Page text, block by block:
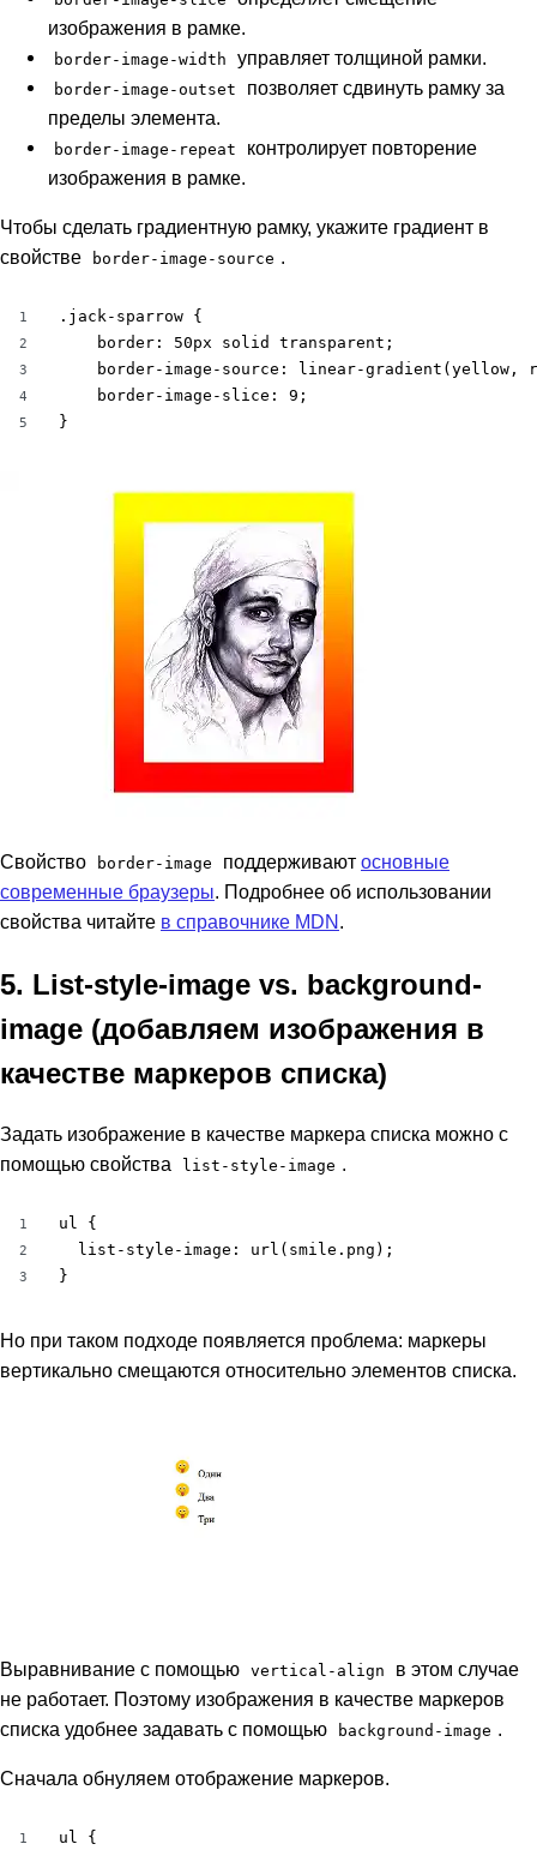
изображения в рамке.
border-image-width управляет толщиной рамки.
border-image-outset
позволяет сдвинуть рамку за
пределы элемента.
border-image-repeat
контролирует повторение
изображения в рамке.
Чтобы сделать градиентную рамку, укажите градиент в
свойстве
border-image-source .
1
2
3
4
5
.jack-sparrow {
}
Свойство border-image поддерживают основные
современные браузеры. Подробнее об использовании
свойства читайте в справочнике MDN .
5. List-style-image vs. background-
image (добавляем изображения в
качестве маркеров списка)
Задать изображение в качестве маркера списка можно с
помощью свойства
list-style-image .
1
2
3
ul {
  list-style-image: url(smile.png);
}
Но при таком подходе появляется проблема: маркеры
вертикально смещаются относительно элементов списка.
Выравнивание с помощью vertical-align
в этом случае
не работает. Поэтому изображения в качестве маркеров
списка удобнее задавать с помощью
background-image
Сначала обнуляем отображение маркеров.
1
ul {